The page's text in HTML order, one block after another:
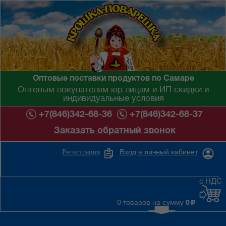
Оптовые поставки продуктов по Самаре
Оптовым покупателям юр.лицам и ИП скидки и
индивидуальные условия
+7(846)342-68-36
+7(846)342-68-37
Заказать обратный звонок
Вход в личный кабинет
Регистрация
0 товаров на сумму 0 c
с НДС